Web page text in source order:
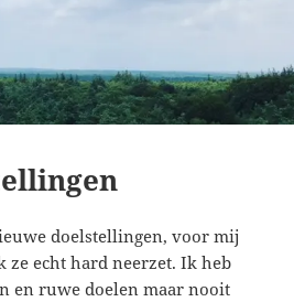
doelstellingen, voor mij
ze echt hard neerzet. Ik heb
en ruwe doelen maar nooit